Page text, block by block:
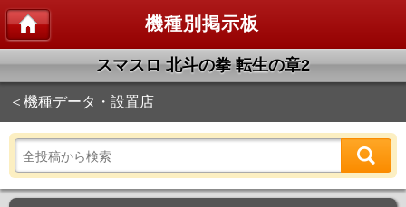
機種別掲示板
スマスロ 北斗の拳 転生の章2
＜機種データ・設置店